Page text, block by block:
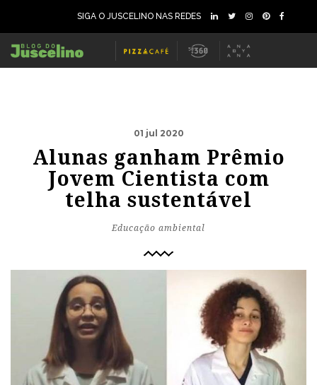
SIGA O JUSCELINO NAS REDES
01 jul 2020
Alunas ganham Prêmio
Jovem Cientista com
telha sustentável
Educação ambiental